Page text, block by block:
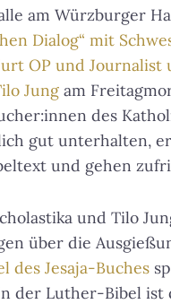
am Würzburger
Dialog“ mit
OP und Journalist
Jung am
des
gut unterhalten,
und gehen
und Tilo
über die
des Jesaja-Buches
der Luther-Bibel ist